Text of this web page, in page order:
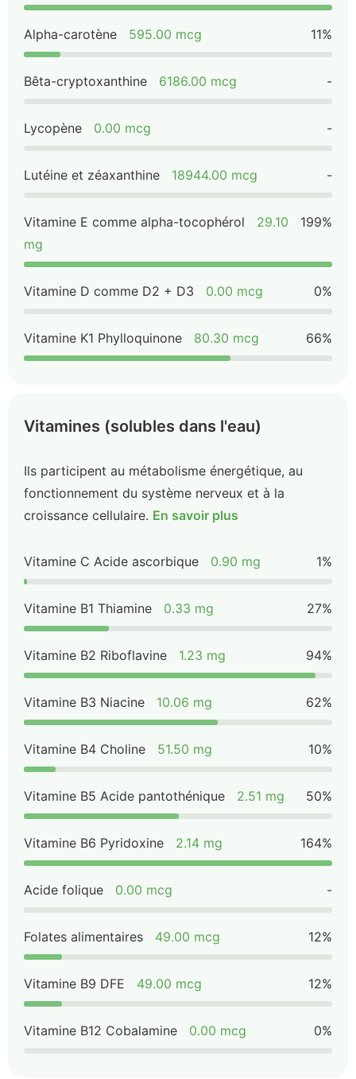
Alpha-carotène 595.00 mcg 11%
Bêta-cryptoxanthine 6186.00 mcg -
Lycopène 0.00 mcg -
Lutéine et zéaxanthine 18944.00 mcg -
Vitamine E comme alpha-tocophérol
29.10
mg
199%
Vitamine D comme D2 + D3 0.00 mcg 0%
Vitamine K1 Phylloquinone 80.30 mcg 66%
Vitamines (solubles dans l'eau)
Ils participent au métabolisme énergétique, au
fonctionnement du système nerveux et à la
croissance cellulaire. En savoir plus
Vitamine C Acide ascorbique 0.90 mg 1%
Vitamine B1 Thiamine 0.33 mg 27%
Vitamine B2 Riboflavine 1.23 mg 94%
Vitamine B3 Niacine 10.06 mg 62%
Vitamine B4 Choline 51.50 mg 10%
Vitamine B5 Acide pantothénique 2.51 mg 50%
Vitamine B6 Pyridoxine 2.14 mg 164%
Acide folique 0.00 mcg -
Folates alimentaires 49.00 mcg 12%
Vitamine B9 DFE 49.00 mcg 12%
Vitamine B12 Cobalamine 0.00 mcg 0%